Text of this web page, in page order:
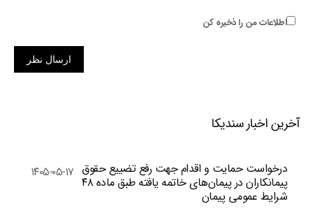
اطلاعات من را ذخیره کن
ارسال نظر
آخرین اخبار سندیکا
درخواست حمایت و اقدام جهت رفع تضییع حقوق
پیمانکاران در پیمان‌های خاتمه یافته طبق ماده ۴۸
شرایط عمومی پیمان
۱۴۰۵-۰۵-۱۷